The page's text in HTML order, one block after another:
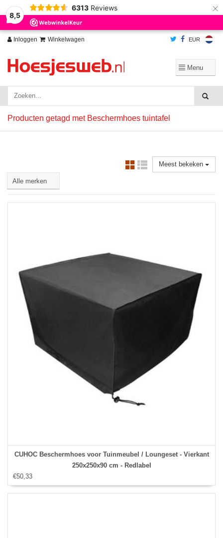
8,5
6313 Reviews ×
Inloggen Winkelwagen EUR
Producten getagd met Beschermhoes tuintafel
Meest bekeken
CUHOC Beschermhoes voor Tuinmeubel / Loungeset - Vierkant
250x250x90 cm - Redlabel
€50,33
Wij slaan cookies op om onze website te verbeteren. Is dat akkoord?
Ja
Nee